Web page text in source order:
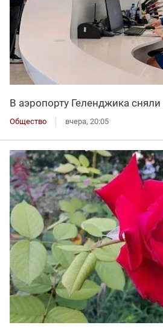
В аэропорту Геленджика
Общество вчера, 20:05